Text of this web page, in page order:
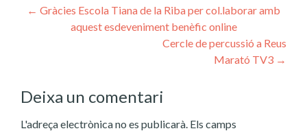
Post
navigation
← Gràcies Escola Tiana de la Riba per col.laborar amb
aquest esdeveniment benèfic online
Cercle de percussió a Reus
Marató TV3 →
Deixa un comentari
L'adreça electrònica no es publicarà. Els camps